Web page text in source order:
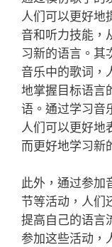
人们可以更好地
音和听力技能，
习新的语言。其
音乐中的歌词，
地掌握目标语言
语。通过学习音
人们可以更好地
而更好地学习新
此外，通过参加
节等活动，人们
提高自己的语言
参加这些活动，